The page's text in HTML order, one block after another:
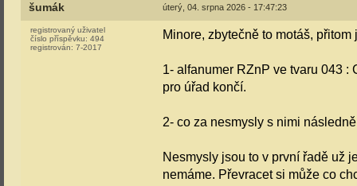
šumák úterý, 04. srpna 2026 - 17:47:23
registrovaný uživatel
číslo příspěvku: 494
registrován: 7-2017
Minore, zbytečně to motáš,
1- alfanumer RZnP ve tvaru 043 :
pro úřad končí.
2- co za nesmysly s nimi
Nesmysly jsou to v první řadě už
nemáme. Převracet si může co